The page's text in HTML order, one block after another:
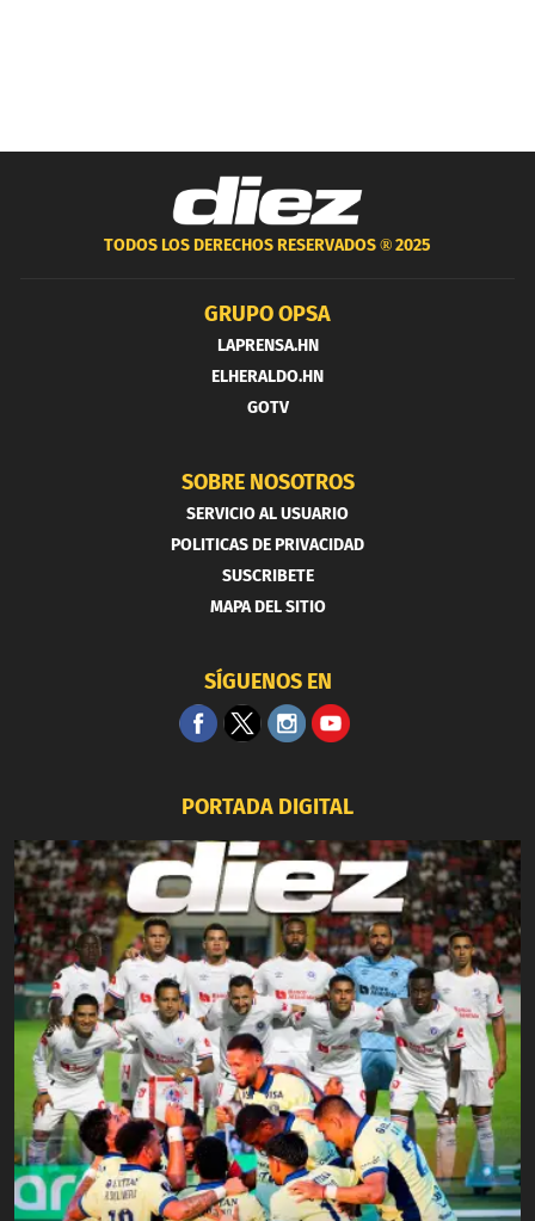
TODOS LOS DERECHOS RESERVADOS ®2025
GRUPO OPSA
LAPRENSA.HN
ELHERALDO.HN
GOTV
SOBRE NOSOTROS
SERVICIO AL USUARIO
POLITICAS DE PRIVACIDAD
SUSCRIBETE
MAPA DEL SITIO
SÍGUENOS EN
PORTADA DIGITAL